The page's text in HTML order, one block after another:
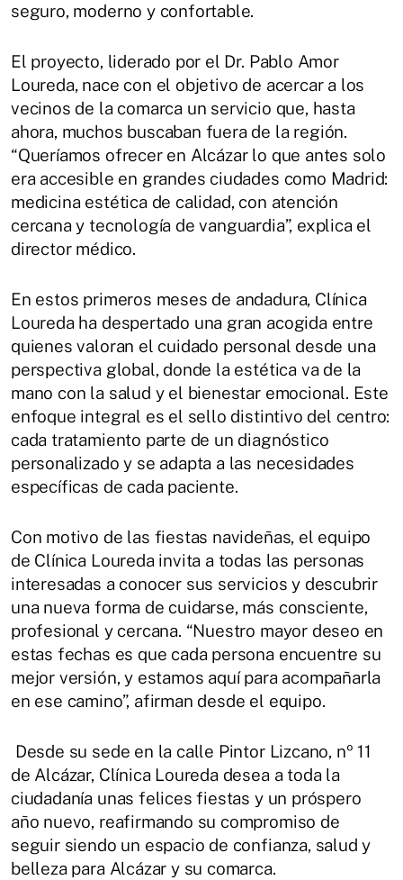
seguro, moderno y confortable.
El proyecto, liderado por el Dr. Pablo Amor
Loureda, nace con el objetivo de acercar a los
vecinos de la comarca un servicio que, hasta
ahora, muchos buscaban fuera de la región.
“Queríamos ofrecer en Alcázar lo que antes solo
era accesible en grandes ciudades como Madrid:
medicina estética de calidad, con atención
cercana y tecnología de vanguardia”, explica el
director médico.
En estos primeros meses de andadura, Clínica
Loureda ha despertado una gran acogida entre
quienes valoran el cuidado personal desde una
perspectiva global, donde la estética va de la
mano con la salud y el bienestar emocional. Este
enfoque integral es el sello distintivo del centro:
cada tratamiento parte de un diagnóstico
personalizado y se adapta a las necesidades
específicas de cada paciente.
Con motivo de las fiestas navideñas, el equipo
de Clínica Loureda invita a todas las personas
interesadas a conocer sus servicios y descubrir
una nueva forma de cuidarse, más consciente,
profesional y cercana. “Nuestro mayor deseo en
estas fechas es que cada persona encuentre su
mejor versión, y estamos aquí para acompañarla
en ese camino”, afirman desde el equipo.
Desde su sede en la calle Pintor Lizcano, nº 11
de Alcázar, Clínica Loureda desea a toda la
ciudadanía unas felices fiestas y un próspero
año nuevo, reafirmando su compromiso de
seguir siendo un espacio de confianza, salud y
belleza para Alcázar y su comarca.